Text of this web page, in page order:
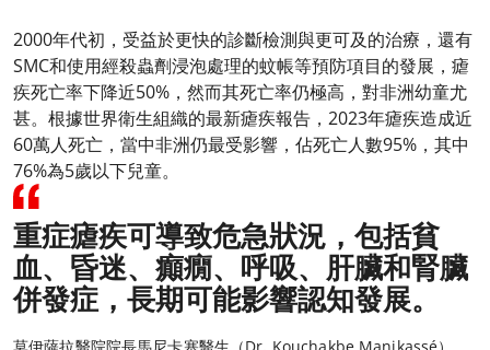
2000年代初，受益於更快的診斷檢測與更可及的治療，還有
SMC和使用經殺蟲劑浸泡處理的蚊帳等預防項目的發展，瘧
疾死亡率下降近50%，然而其死亡率仍極高，對非洲幼童尤
甚。根據世界衛生組織的最新瘧疾報告，2023年瘧疾造成近
60萬人死亡，當中非洲仍最受影響，佔死亡人數95%，其中
76%為5歲以下兒童。
重症瘧疾可導致危急狀況，包括貧
血、昏迷、癲癇、呼吸、肝臟和腎臟
併發症，長期可能影響認知發展。